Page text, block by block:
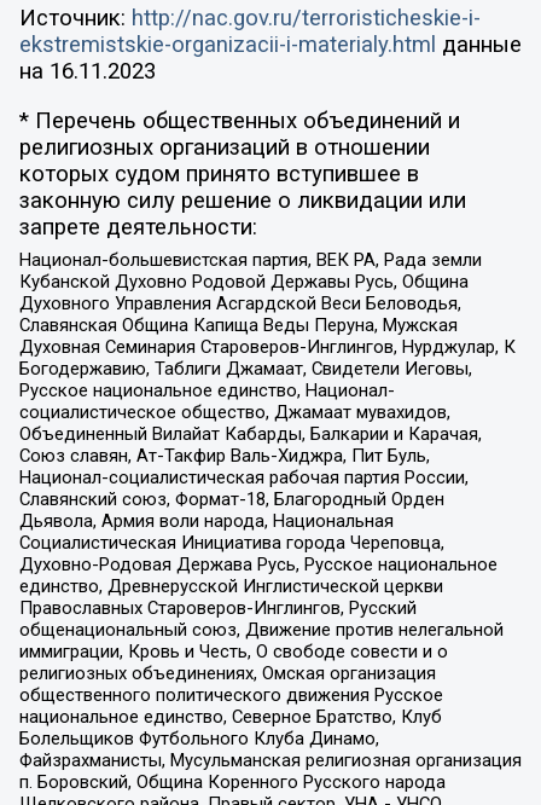
Источник: http://nac.gov.ru/terroristicheskie-i-
ekstremistskie-organizacii-i-materialy.html данные
на 16.11.2023
* Перечень общественных объединений и
религиозных организаций в отношении
которых судом принято вступившее в
законную силу решение о ликвидации или
запрете деятельности:
Национал-большевистская партия, ВЕК РА, Рада земли
Кубанской Духовно Родовой Державы Русь, Община
Духовного Управления Асгардской Веси Беловодья,
Славянская Община Капища Веды Перуна, Мужская
Духовная Семинария Староверов-Инглингов, Нурджулар, К
Богодержавию, Таблиги Джамаат, Свидетели Иеговы,
Русское национальное единство, Национал-
социалистическое общество, Джамаат мувахидов,
Объединенный Вилайат Кабарды, Балкарии и Карачая,
Союз славян, Ат-Такфир Валь-Хиджра, Пит Буль,
Национал-социалистическая рабочая партия России,
Славянский союз, Формат-18, Благородный Орден
Дьявола, Армия воли народа, Национальная
Социалистическая Инициатива города Череповца,
Духовно-Родовая Держава Русь, Русское национальное
единство, Древнерусской Инглистической церкви
Православных Староверов-Инглингов, Русский
общенациональный союз, Движение против нелегальной
иммиграции, Кровь и Честь, О свободе совести и о
религиозных объединениях, Омская организация
общественного политического движения Русское
национальное единство, Северное Братство, Клуб
Болельщиков Футбольного Клуба Динамо,
Файзрахманисты, Мусульманская религиозная организация
п. Боровский, Община Коренного Русского народа